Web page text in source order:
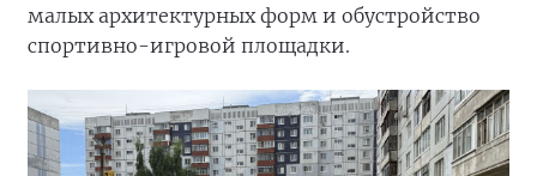
малых архитектурных форм и обустройство
спортивно-игровой площадки.